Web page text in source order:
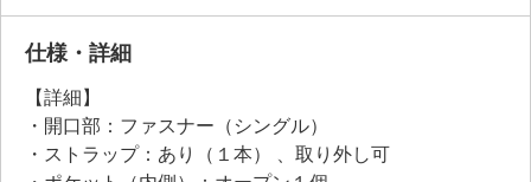
なりがちな“大事な身の回りのもの”を入れて使える便
利な一品。
※お手持ちの財布のサイズによる。
スワトウの伝統的なデザインを残しながらも現代的に
アレンジしているので、ファッションにコーディネイ
仕様・詳細
【詳細】
・開口部：ファスナー（シングル）
・ストラップ：あり（１本） 、取り外し可